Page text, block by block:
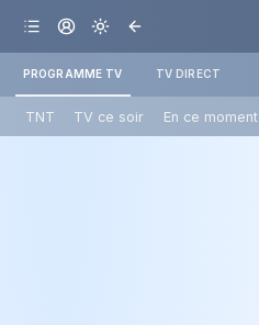
PROGRAMME TV TV DIRECT
TNT TV ce soir En ce moment